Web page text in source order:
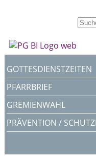
GOTTESDIENSTZEITEN
PFARRBRIEF
GREMIENWAHL
PRÄVENTION /